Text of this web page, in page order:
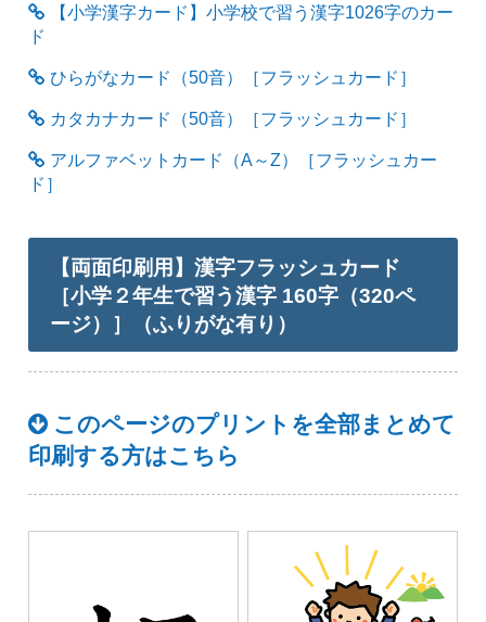
【小学漢字カード】小学校で習う漢字1026字のカー
ド
ひらがなカード（50音）［フラッシュカード］
カタカナカード（50音）［フラッシュカード］
アルファベットカード（A～Z）［フラッシュカー
ド］
【両面印刷用】漢字フラッシュカード
［小学２年生で習う漢字 160字（320ペ
ージ）］（ふりがな有り）
このページのプリントを全部まとめて
印刷する方はこちら